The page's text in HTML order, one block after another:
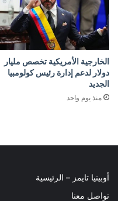
الخارجية الأمريكية تخصص مليار
دولار لدعم إدارة رئيس كولومبيا
الجديد
منذ يوم واحد
أوبينيا تايمز – الرئيسية
تواصل معنا